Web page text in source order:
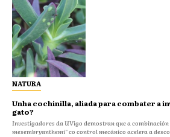
NATURA
Unha cochinilla, aliada para combater a
gato?
Investigadores da UVigo demostran que a
mesembryanthemi" co control mecánico acelera a